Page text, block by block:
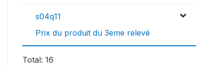
s04q11
Prix du produit du 3eme relevé
Total: 16